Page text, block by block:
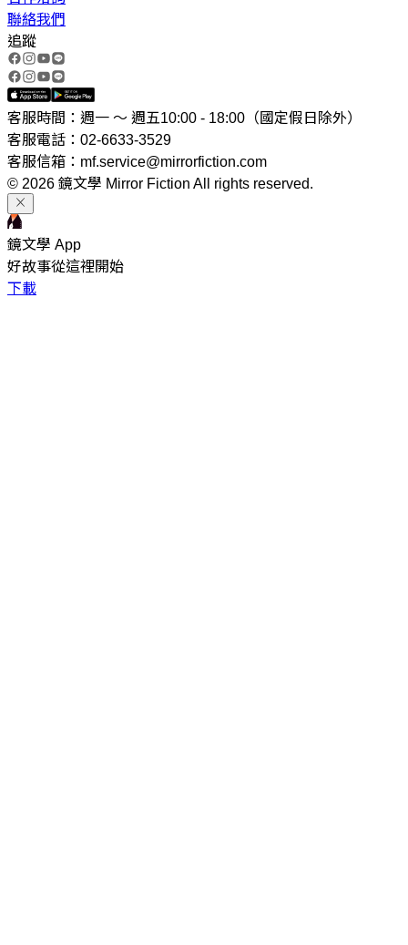
聯絡我們
追蹤
客服時間：週一 ～ 週五10:00 - 18:00（國定假日除外）
客服電話：02-6633-3529
客服信箱：mf.service@mirrorfiction.com
© 2026 鏡文學 Mirror Fiction All rights reserved.
鏡文學 App
好故事從這裡開始
下載